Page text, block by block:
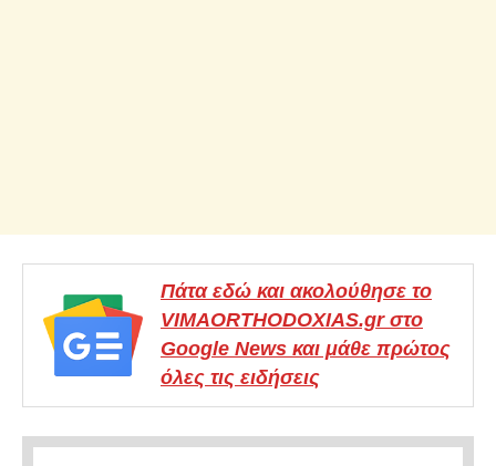
Πάτα εδώ και ακολούθησε το
VIMAORTHODOXIAS.gr στο
Google News και μάθε πρώτος
όλες τις ειδήσεις